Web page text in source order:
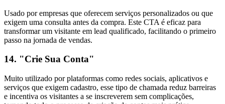
Usado por empresas que oferecem serviços personalizados ou que
exigem uma consulta antes da compra. Este CTA é eficaz para
transformar um visitante em lead qualificado, facilitando o primeiro
passo na jornada de vendas.
14. "Crie Sua Conta"
Muito utilizado por plataformas como redes sociais, aplicativos e
serviços que exigem cadastro, esse tipo de chamada reduz barreiras
e incentiva os visitantes a se inscreverem sem complicações,